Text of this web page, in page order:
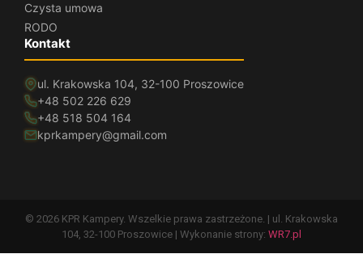
Czysta umowa
RODO
Kontakt
ul. Krakowska 104, 32-100 Proszowice
+48 502 226 629
+48 518 504 164
kprkampery@gmail.com
© 2026 KPR Kampery. Wszelkie prawa zastrzeżone. | ul. Krakowska
104, 32-100 Proszowice | Wykonanie strony: WR7.pl